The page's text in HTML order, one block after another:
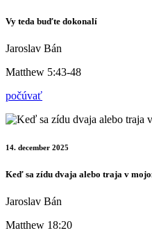
Vy teda buďte dokonalí
Jaroslav Bán
Matthew 5:43-48
počúvať
14. december 2025
Keď sa zídu dvaja alebo traja v
Jaroslav Bán
Matthew 18:20